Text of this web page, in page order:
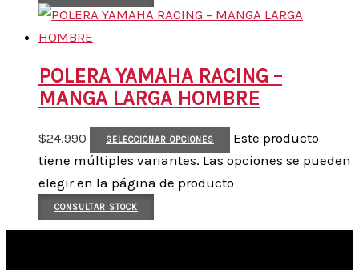
POLERA YAMAHA RACING –
MANGA LARGA HOMBRE
$24.990 SELECCIONAR OPCIONES
Este producto
tiene múltiples variantes. Las opciones se pueden
elegir en la página de producto
CONSULTAR STOCK